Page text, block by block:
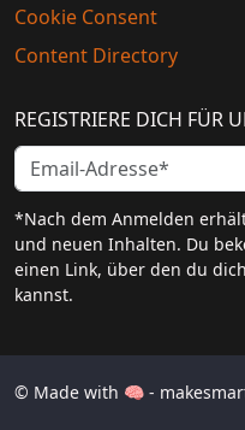
Cookie Consent
Content Directory
REGISTRIERE DICH FÜR
*Nach dem Anmelden
und neuen Inhalten. Du
einen Link, über den du
kannst.
© Made with 🧠 -